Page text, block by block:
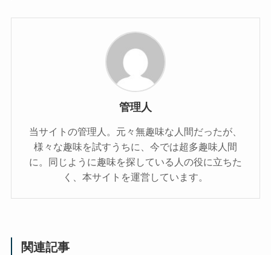
管理人
当サイトの管理人。元々無趣味な人間だったが、
様々な趣味を試すうちに、今では超多趣味人間
に。同じように趣味を探している人の役に立ちた
く、本サイトを運営しています。
関連記事